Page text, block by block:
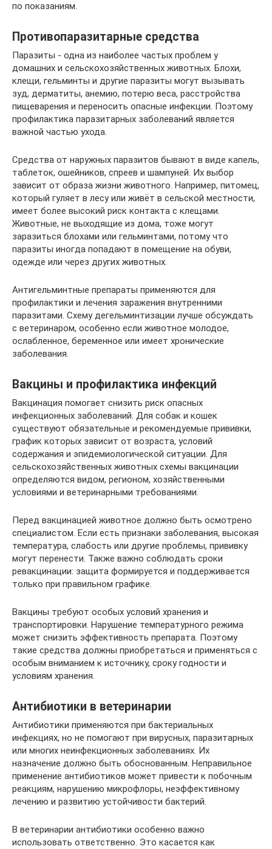
по показаниям.
Противопаразитарные средства
Паразиты - одна из наиболее частых проблем у
домашних и сельскохозяйственных животных. Блохи,
клещи, гельминты и другие паразиты могут вызывать
зуд, дерматиты, анемию, потерю веса, расстройства
пищеварения и переносить опасные инфекции. Поэтому
профилактика паразитарных заболеваний является
важной частью ухода.
Средства от наружных паразитов бывают в виде капель,
таблеток, ошейников, спреев и шампуней. Их выбор
зависит от образа жизни животного. Например, питомец,
который гуляет в лесу или живёт в сельской местности,
имеет более высокий риск контакта с клещами.
Животные, не выходящие из дома, тоже могут
заразиться блохами или гельминтами, потому что
паразиты иногда попадают в помещение на обуви,
одежде или через других животных.
Антигельминтные препараты применяются для
профилактики и лечения заражения внутренними
паразитами. Схему дегельминтизации лучше обсуждать
с ветеринаром, особенно если животное молодое,
ослабленное, беременное или имеет хронические
заболевания.
Вакцины и профилактика инфекций
Вакцинация помогает снизить риск опасных
инфекционных заболеваний. Для собак и кошек
существуют обязательные и рекомендуемые прививки,
график которых зависит от возраста, условий
содержания и эпидемиологической ситуации. Для
сельскохозяйственных животных схемы вакцинации
определяются видом, регионом, хозяйственными
условиями и ветеринарными требованиями.
Перед вакцинацией животное должно быть осмотрено
специалистом. Если есть признаки заболевания, высокая
температура, слабость или другие проблемы, прививку
могут перенести. Также важно соблюдать сроки
ревакцинации: защита формируется и поддерживается
только при правильном графике.
Вакцины требуют особых условий хранения и
транспортировки. Нарушение температурного режима
может снизить эффективность препарата. Поэтому
такие средства должны приобретаться и применяться с
особым вниманием к источнику, сроку годности и
условиям хранения.
Антибиотики в ветеринарии
Антибиотики применяются при бактериальных
инфекциях, но не помогают при вирусных, паразитарных
или многих неинфекционных заболеваниях. Их
назначение должно быть обоснованным. Неправильное
применение антибиотиков может привести к побочным
реакциям, нарушению микрофлоры, неэффективному
лечению и развитию устойчивости бактерий.
В ветеринарии антибиотики особенно важно
использовать ответственно. Это касается как